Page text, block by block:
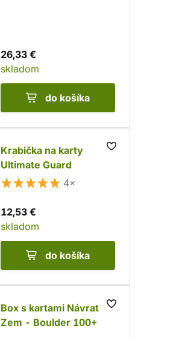
26,33 €
skladom
do košíka
Krabička na karty
Ultimate Guard
4×
12,53 €
skladom
do košíka
Box s kartami Návrat na
Zem - Boulder 100+